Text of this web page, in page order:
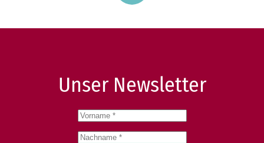
Unser Newsletter